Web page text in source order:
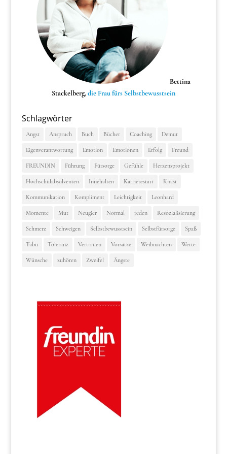
Bettina
Stackelberg,die Frau fürs Selbstbewusstsein
Schlagwörter
Angst Anspruch Buch Bücher Coaching Demut
Eigenverantwortung Emotion Emotionen Erfolg Freund
FREUNDIN Führung Fürsorge Gefühle Herzensprojekt
Hochschulabsolventen Innehalten Karrierestart Knast
Kommunikation Kompliment Leichtigkeit Leonhard
Momente Mut Neugier Normal reden Resozialisierung
Schmerz Schweigen Selbstbewusstsein Selbstfürsorge Spaß
Tabu Toleranz Vertrauen Vorsätze Weihnachten Werte
Wünsche zuhören Zweifel Ängste